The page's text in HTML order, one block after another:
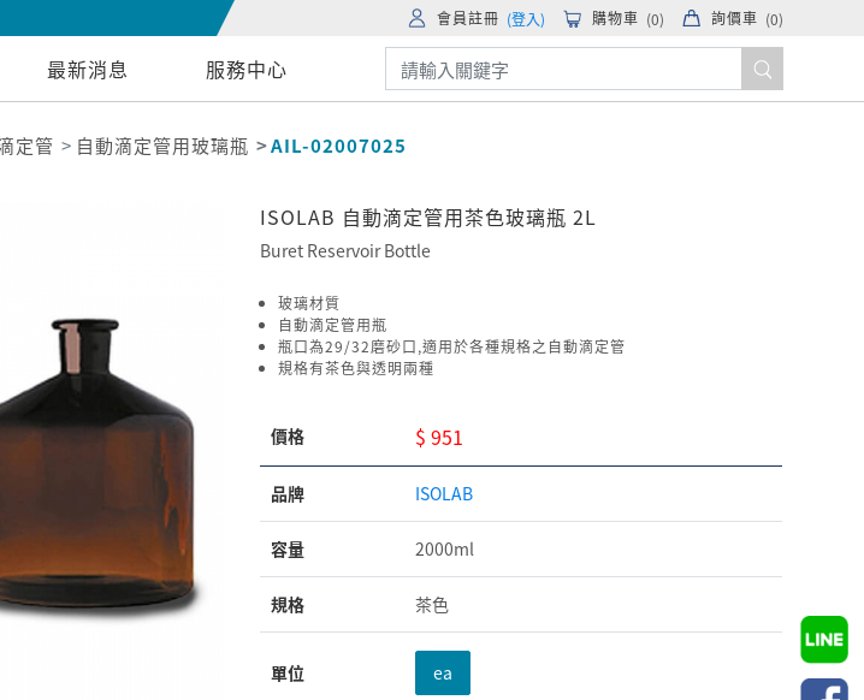
會員註冊 (登入) 購物車 (0) 詢價車 (0)
最新消息 服務中心
定管 自動滴定管用玻璃瓶 AIL-02007025
ISOLAB 自動滴定管用茶色玻璃瓶 2L
Buret Reservoir Bottle
玻璃材質
自動滴定管用瓶
瓶口為29/32磨砂口,適用於各種規格之自動滴定管
規格有茶色與透明兩種
價格 $ 951
品牌 ISOLAB
容量 2000ml
規格 茶色
單位 ea